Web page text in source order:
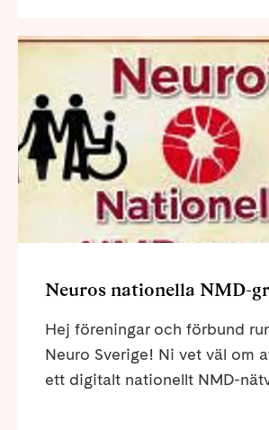
Neuros nationella NMD-
Hej föreningar och förbund
Neuro Sverige! Ni vet väl om
ett digitalt nationellt NMD-